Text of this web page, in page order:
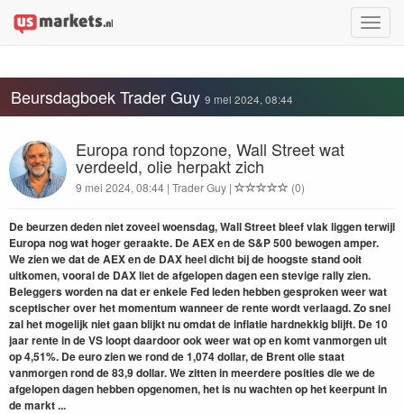
Toggle
Beursdagboek Trader Guy 9 mei 2024, 08:44
Europa rond topzone, Wall Street wat
verdeeld, olie herpakt zich
9 mei 2024, 08:44 | Trader Guy | (0)
De beurzen deden niet zoveel woensdag, Wall Street bleef vlak liggen terwijl
Europa nog wat hoger geraakte. De AEX en de S&P 500 bewogen amper.
We zien we dat de AEX en de DAX heel dicht bij de hoogste stand ooit
uitkomen, vooral de DAX liet de afgelopen dagen een stevige rally zien.
Beleggers worden na dat er enkele Fed leden hebben gesproken weer wat
sceptischer over het momentum wanneer de rente wordt verlaagd. Zo snel
zal het mogelijk niet gaan blijkt nu omdat de inflatie hardnekkig blijft. De 10
jaar rente in de VS loopt daardoor ook weer wat op en komt vanmorgen uit
op 4,51%. De euro zien we rond de 1,074 dollar, de Brent olie staat
vanmorgen rond de 83,9 dollar. We zitten in meerdere posities die we de
afgelopen dagen hebben opgenomen, het is nu wachten op het keerpunt in
de markt ...